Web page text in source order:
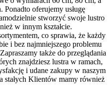
oferujemy usługę
stworzyć swoje lustro
w innym kształcie.
co sprawia, że każdy
i bez najmniejszego problemu
także do przeglądania
znajdziesz lustra w ramach,
i udane zakupy w naszym
stałych Klientów mamy również